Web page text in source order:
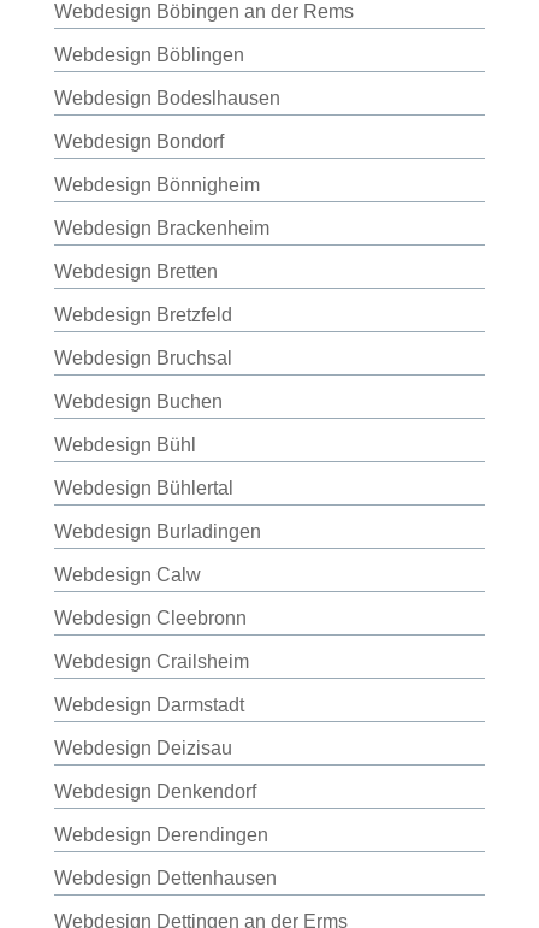
Webdesign Böbingen an der Rems
Webdesign Böblingen
Webdesign Bodeslhausen
Webdesign Bondorf
Webdesign Bönnigheim
Webdesign Brackenheim
Webdesign Bretten
Webdesign Bretzfeld
Webdesign Bruchsal
Webdesign Buchen
Webdesign Bühl
Webdesign Bühlertal
Webdesign Burladingen
Webdesign Calw
Webdesign Cleebronn
Webdesign Crailsheim
Webdesign Darmstadt
Webdesign Deizisau
Webdesign Denkendorf
Webdesign Derendingen
Webdesign Dettenhausen
Webdesign Dettingen an der Erms